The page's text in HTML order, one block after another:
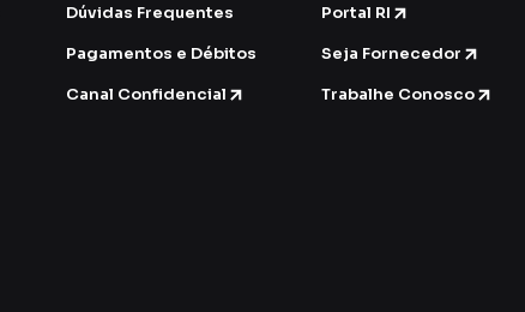
Dúvidas Frequentes
Pagamentos e Débitos
Canal Confidencial
Portal RI
Seja Fornecedor
Trabalhe Conosco